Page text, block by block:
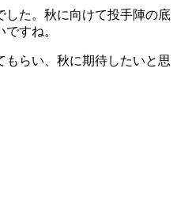
した。秋に向けて投手陣の底
すね。
らい、秋に期待したいと思